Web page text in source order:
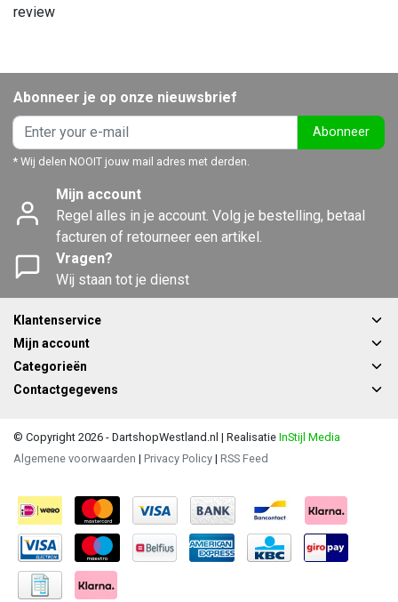
review
Abonneer je op onze nieuwsbrief
Abonneer
* Wij delen NOOIT jouw mail adres met derden.
Mijn account
Regel alles in je account. Volg je bestelling, betaal
facturen of retourneer een artikel.
Vragen?
Wij staan tot je dienst
Klantenservice
Mijn account
Categorieën
Contactgegevens
© Copyright 2026 - DartshopWestland.nl | Realisatie InStijl Media
Algemene voorwaarden | Privacy Policy | RSS Feed